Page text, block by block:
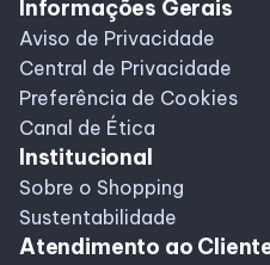
Informações Gerais
Aviso de Privacidade
Central de Privacidade
Preferência de Cookies
Canal de Ética
Institucional
Sobre o Shopping
Sustentabilidade
Atendimento ao